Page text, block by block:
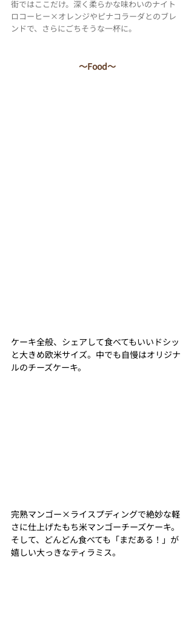
街ではここだけ。深く柔らかな味わいのナイト
ロコーヒー×オレンジやピナコラーダとのブレ
ンドで、さらにごちそうな一杯に。
〜Food〜
ケーキ全般、シェアして食べてもいいドシッ
と大きめ欧米サイズ。中でも自慢はオリジナ
ルのチーズケーキ。
完熟マンゴー×ライスプディングで絶妙な軽
さに仕上げたもち米マンゴーチーズケーキ。
そして、どんどん食べても「まだある！」が
嬉しい大っきなティラミス。